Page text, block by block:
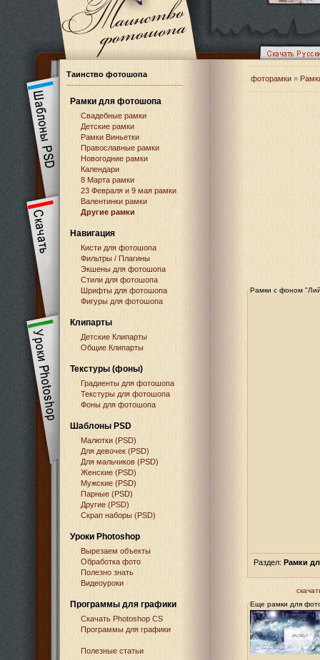
Таинство фотошопа
Рамки для фотошопа
Свадебные рамки
Детские рамки
Рамки Виньетки
Православные рамки
Новогодние рамки
Календари
8 Марта рамки
23 Февраля и 9 мая рамки
Валентинки рамки
Другие рамки
Навигация
Кисти для фотошопа
Фильтры / Плагины
Экшены для фотошопа
Стили для фотошопа
Шрифты для фотошопа
Фигуры для фотошопа
Клипарты
Детские Клипарты
Общие Клипарты
Текстуры (фоны)
Градиенты для фотошопа
Текстуры для фотошопа
Фоны для фотошопа
Шаблоны PSD
Малютки (PSD)
Для девочек (PSD)
Для мальчиков (PSD)
Женские (PSD)
Мужские (PSD)
Парные (PSD)
Другие (PSD)
Скрап наборы (PSD)
Уроки Photoshop
Вырезаем объекты
Обработка фото
Полезно знать
Видеоуроки
Программы для графики
Cкачать Photoshop CS
Программы для графики
Полезные статьи
фоторамки »
Рамки с фоном
Раздел: Рамки
Еще рамки для